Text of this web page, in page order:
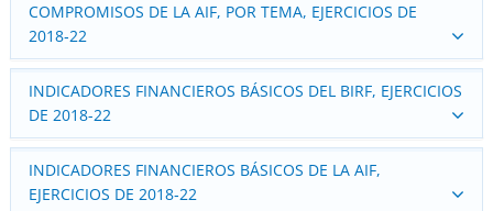
COMPROMISOS DE LA AIF, POR TEMA, EJERCICIOS DE
2018‑22
INDICADORES FINANCIEROS BÁSICOS DEL BIRF, EJERCICIOS
DE 2018-22
INDICADORES FINANCIEROS BÁSICOS DE LA AIF,
EJERCICIOS DE 2018‑22